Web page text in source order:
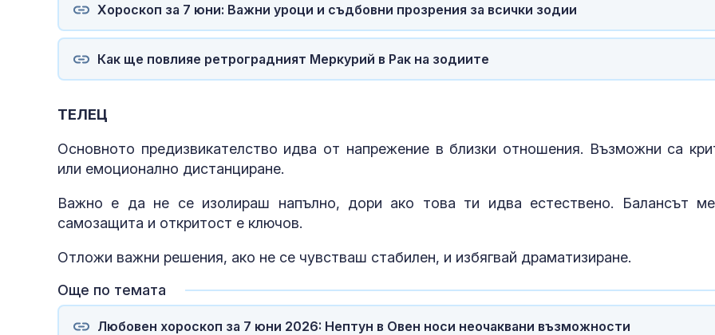
Хороскоп за 7 юни: Важни уроци и съдбовни прозрения за всички зодии
Как ще повлияе ретроградният Меркурий в Рак на зодиите
ТЕЛЕЦ
Основното предизвикателство идва от напрежение в близки отношения. Възможни са
или емоционално дистанциране.
Важно е да не се изолираш напълно, дори ако това ти идва естествено. Балансът
самозащита и откритост е ключов.
Отложи важни решения, ако не се чувстваш стабилен, и избягвай драматизиране.
Още по темата
Любовен хороскоп за 7 юни 2026: Нептун в Овен носи неочаквани възможности
Федоров все